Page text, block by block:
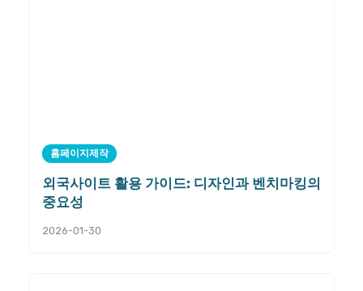
홈페이지제작
외국사이트 활용 가이드: 디자인과 벤치마킹의
중요성
2026-01-30